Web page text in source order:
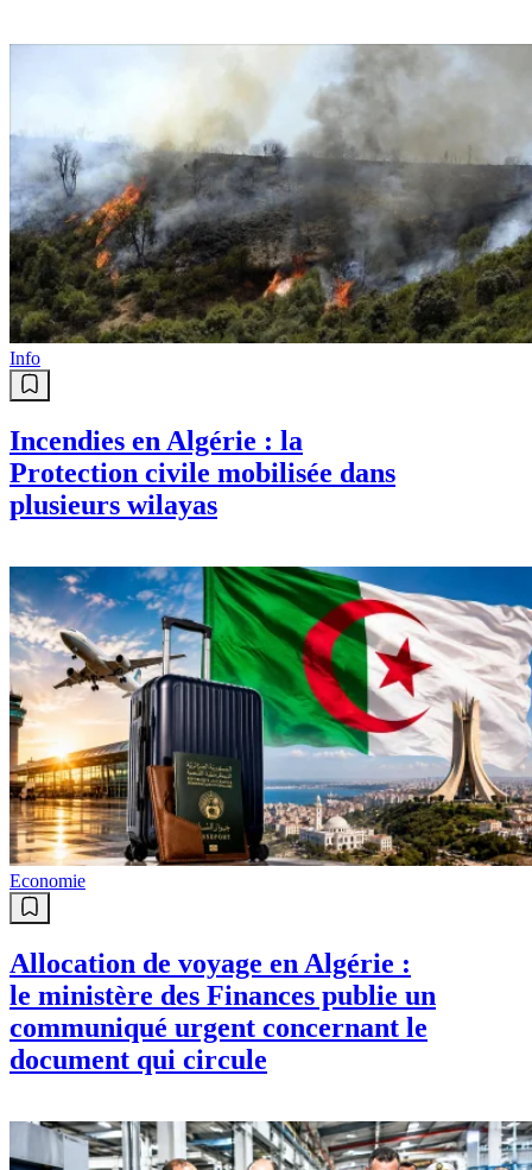
Info
Incendies en Algérie : la
Protection civile mobilisée dans
plusieurs wilayas
Economie
Allocation de voyage en Algérie :
le ministère des Finances publie un
communiqué urgent concernant le
document qui circule